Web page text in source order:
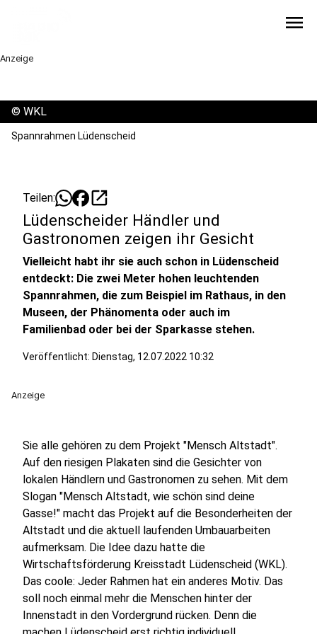
menu
Anzeige
© WKL
Spannrahmen Lüdenscheid
Teilen: open_in_new
Lüdenscheider Händler und
Gastronomen zeigen ihr Gesicht
Vielleicht habt ihr sie auch schon in Lüdenscheid
entdeckt: Die zwei Meter hohen leuchtenden
Spannrahmen, die zum Beispiel im Rathaus, in den
Museen, der Phänomenta oder auch im
Familienbad oder bei der Sparkasse stehen.
Veröffentlicht: Dienstag, 12.07.2022 10:32
Anzeige
Sie alle gehören zu dem Projekt "Mensch Altstadt".
Auf den riesigen Plakaten sind die Gesichter von
lokalen Händlern und Gastronomen zu sehen. Mit dem
Slogan "Mensch Altstadt, wie schön sind deine
Gasse!" macht das Projekt auf die Besonderheiten der
Altstadt und die aktuell laufenden Umbauarbeiten
aufmerksam. Die Idee dazu hatte die
Wirtschaftsförderung Kreisstadt Lüdenscheid (WKL).
Das coole: Jeder Rahmen hat ein anderes Motiv. Das
soll noch einmal mehr die Menschen hinter der
Innenstadt in den Vordergrund rücken. Denn die